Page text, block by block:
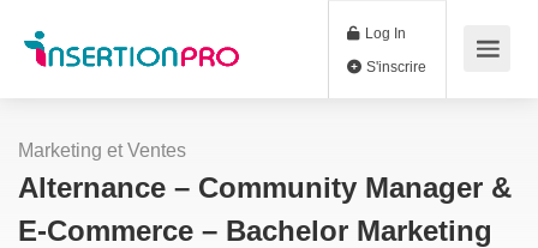
Log In
Marketing et Ventes
Alternance – Community Manager &
E-Commerce – Bachelor Marketing